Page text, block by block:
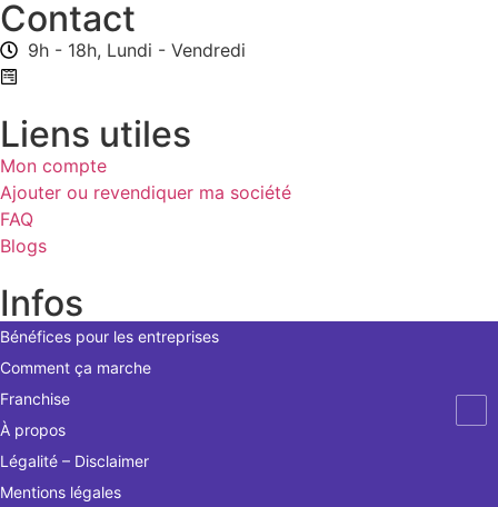
Contact
9h - 18h, Lundi - Vendredi
Liens utiles
Mon compte
Ajouter ou revendiquer ma société
FAQ
Blogs
Infos
Bénéfices pour les entreprises
Comment ça marche
Franchise
À propos
Légalité – Disclaimer
Mentions légales